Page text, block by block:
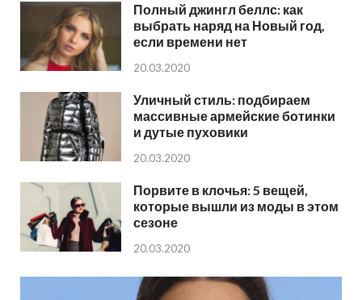
Полный джингл беллс: как
выбрать наряд на Новый год,
если времени нет
20.03.2020
Уличный стиль: подбираем
массивные армейские ботинки
и дутые пуховики
20.03.2020
Порвите в клочья: 5 вещей,
которые вышли из моды в этом
сезоне
20.03.2020